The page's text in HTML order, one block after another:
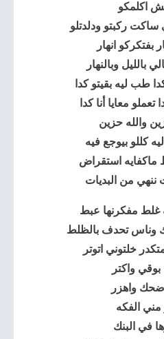
اكلمكو
ركبتو ودلدتلو
بفتكركو انهار
بالليل وبالنهار
طب ليه بقيتو كدا
معايا أنا كدا
والله حزين
كللو بيوجع فيه
ماكفايه استقراض
ننهي من البديات
غلط مفكرنها عبط
وناس تحدف بالظلط
خلتوني اتوتر
بوقي واكتر
واهزر
الفكه
في البنك